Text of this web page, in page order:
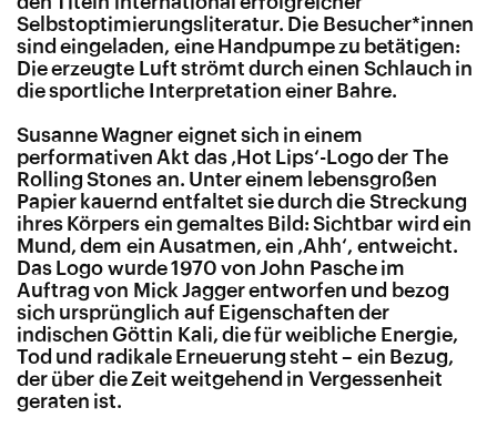
Selbstoptimierungsliteratur. Die Besucher*innen
sind eingeladen, eine Handpumpe zu betätigen:
Die erzeugte Luft strömt durch einen Schlauch in
die sportliche Interpretation einer Bahre.
Susanne Wagner eignet sich in einem
performativen Akt das ‚Hot Lips‘-Logo der The
Rolling Stones an. Unter einem lebensgroßen
Papier kauernd entfaltet sie durch die Streckung
ihres Körpers ein gemaltes Bild: Sichtbar wird ein
Mund, dem ein Ausatmen, ein ‚Ahh‘, entweicht.
Das Logo wurde 1970 von John Pasche im
Auftrag von Mick Jagger entworfen und bezog
sich ursprünglich auf Eigenschaften der
indischen Göttin Kali, die für weibliche Energie,
Tod und radikale Erneuerung steht – ein Bezug,
der über die Zeit weitgehend in Vergessenheit
geraten ist.